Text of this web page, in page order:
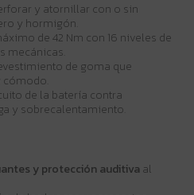
y atornillar con o sin
y hormigón.
de 42 Nm con 16 niveles de
mecánicas.
de goma que
de la batería contra
y sobrecalentamiento.
y protección auditiva al